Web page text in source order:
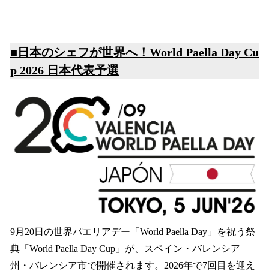
■ 日本のシェフが世界へ！World Paella Day Cu
p 2026 日本代表予選
9月20日の世界パエリアデー「World Paella Day」を祝う祭
典「World Paella Day Cup」が、スペイン・バレンシア
州・バレンシア市で開催されます。2026年で7回目を迎え